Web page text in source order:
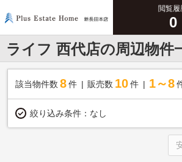
閲覧履
0
ライフ 西代店の周辺物件
該当物件数 8件 販売数 10 件 1～8
絞り込み条件： なし